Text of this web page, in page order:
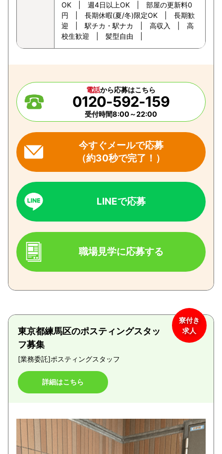
OK | 週4日以上OK | 部屋の更新料0
円 | 長期休暇(夏/冬)限定OK | 長期歓
迎 | 駅チカ・駅ナカ | 高収入 | 高
校生歓迎 | 髪型自由 |
電話から応募はこちら
0120-592-159
受付時間8:00～22:00
今すぐメールで応募
（約30秒で完了！）
LINEで応募
職場見学に応募する
東京都練馬区のポスティングスタッ
フ募集
[業務委託]ポスティングスタッフ
詳細はこちら
寮付き
求人